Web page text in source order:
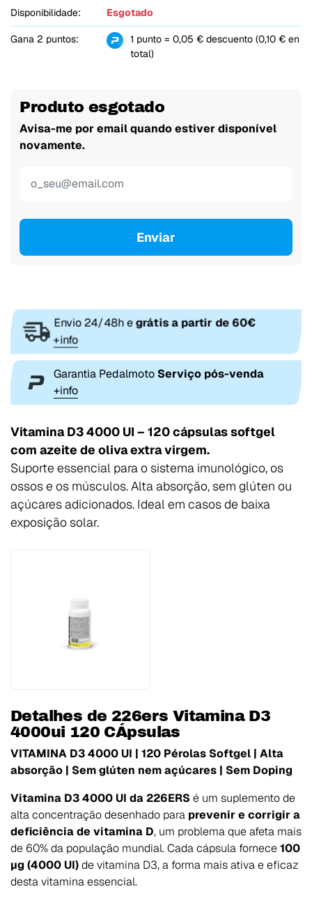
Disponibilidade: Esgotado
Gana 2 puntos:
1 punto = 0,05 € descuento (0,10 € en
total)
Produto esgotado
Avisa-me por email quando estiver disponível
novamente.
Enviar
Envio 24/48h egrátis a partir de 60€
+info
Garantia Pedalmoto Serviço pós-venda
+info
Vitamina D3 4000 UI – 120 cápsulas softgel
com azeite de oliva extra virgem.
Suporte essencial para o sistema imunológico, os
ossos e os músculos. Alta absorção, sem glúten ou
açúcares adicionados. Ideal em casos de baixa
exposição solar.
Detalhes de 226ers Vitamina D3
4000ui 120 CÁpsulas
VITAMINA D3 4000 UI | 120 Pérolas Softgel | Alta
absorção | Sem glúten nem açúcares | Sem Doping
Vitamina D3 4000 UI da 226ERS é um suplemento de
alta concentração desenhado para prevenir e corrigir a
deficiência de vitamina D, um problema que afeta mais
de 60% da população mundial. Cada cápsula fornece100
µg (4000 UI)de vitamina D3, a forma mais ativa e eficaz
desta vitamina essencial.